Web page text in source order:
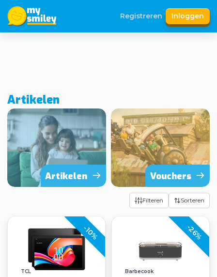
Registreren Inloggen
Artikelen
Artikelen Vouchers
Filteren Sorteren
-10%
TCL
-26%
Barbecook